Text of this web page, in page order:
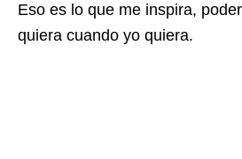
Eso es lo que me inspira,
quiera cuando yo quiera.